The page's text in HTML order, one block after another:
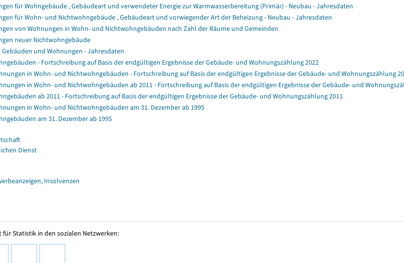
für Wohngebäude , Gebäudeart und verwendeter Energie zur Warmwasserbereitung (Primär) - Neubau - Jahresdaten
für Wohn- und Nichtwohngebäude , Gebäudeart und vorwiegender Art der Beheizung - Neubau - Jahresdaten
von Wohnungen in Wohn- und Nichtwohngebäuden nach Zahl der Räume und Gemeinden
neuer Nichtwohngebäude
Gebäuden und Wohnungen - Jahresdaten
- Fortschreibung auf Basis der endgültigen Ergebnisse der Gebäude- und Wohnungszählung 2022
in Wohn- und Nichtwohngebäuden - Fortschreibung auf Basis der endgültigen Ergebnisse der Gebäude- und Wohnungszählung
in Wohn- und Nichtwohngebäuden ab 2011 - Fortschreibung auf Basis der endgültigen Ergebnisse der Gebäude- und
ab 2011 - Fortschreibung auf Basis der endgültigen Ergebnisse der Gebäude- und Wohnungszählung 2011
in Wohn- und Nichtwohngebäuden am 31. Dezember ab 1995
am 31. Dezember ab 1995
Dienst
Insolvenzen
für Statistik in den sozialen Netzwerken: